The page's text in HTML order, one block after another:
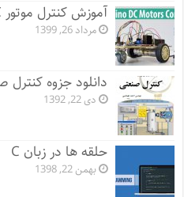
آموزش کنترل موتور DC با آردوینو
مرداد 26, 1399
دانلود جزوه کنترل
دی 22, 1392
حلقه ها در زبان C
بهمن 22, 1398